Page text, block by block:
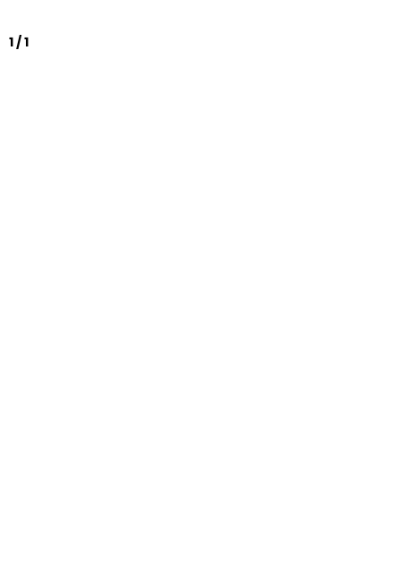
das Video angeschaut hast, weißt du: Wie Pavo
Ease&Excel den Magen deines Pferdes schützt
1 / 1